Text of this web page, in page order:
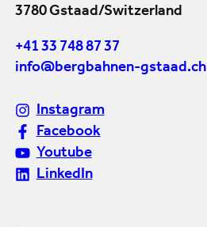
3780 Gstaad/Switzerland
+41 33 748 87 37
info@bergbahnen-gstaad.ch
Instagram
Facebook
Youtube
LinkedIn